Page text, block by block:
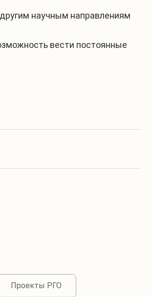
научным направлениям
вести постоянные
Проекты РГО